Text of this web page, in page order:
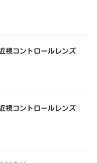
視コントロールレンズ
視コントロールレンズ